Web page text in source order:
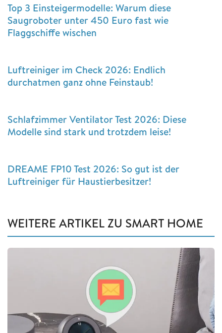
Top 3 Einsteigermodelle: Warum diese
Saugroboter unter 450 Euro fast wie
Flaggschiffe wischen
Luftreiniger im Check 2026: Endlich
durchatmen ganz ohne Feinstaub!
Schlafzimmer Ventilator Test 2026: Diese
Modelle sind stark und trotzdem leise!
DREAME FP10 Test 2026: So gut ist der
Luftreiniger für Haustierbesitzer!
WEITERE ARTIKEL ZU SMART HOME